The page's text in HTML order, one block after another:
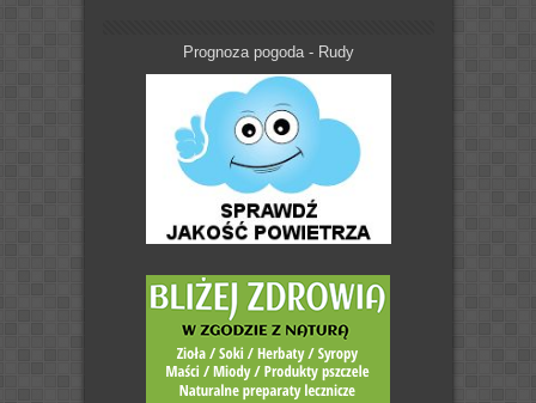
Prognoza pogoda - Rudy